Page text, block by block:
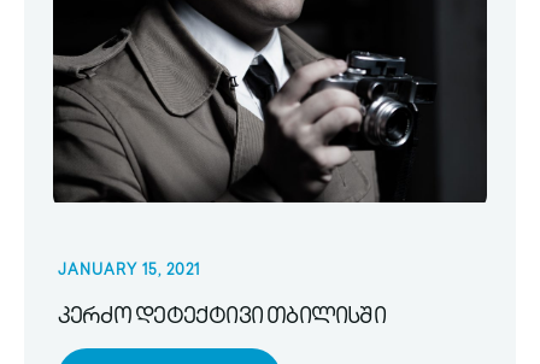
JANUARY 15, 2021
კერძო დეტექტივი თბილისში